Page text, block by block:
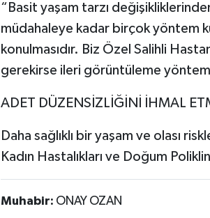
“Basit yaşam tarzı
müdahaleye kadar birçok yöntem
konulmasıdır. Biz Özel Salihli
gerekirse ileri görüntüleme
ADET DÜZENSİZLİĞİNİ İHMAL
Daha sağlıklı bir yaşam ve olası
Kadın Hastalıkları ve Doğum
Muhabir: ONAY OZAN